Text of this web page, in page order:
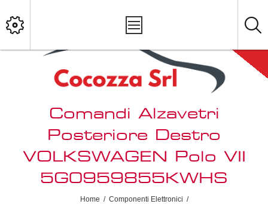
Comandi Alzavetri
Posteriore Destro
VOLKSWAGEN Polo VII
5G0959855KWHS
Home / Componenti Elettronici /